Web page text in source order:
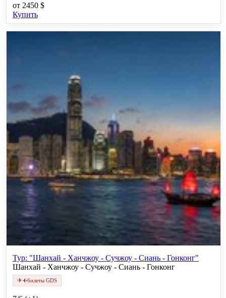
от 2450 $
Купить
Тур: "Шанхай - Ханчжоу - Сучжоу - Сиань - Гонконг"
Шанхай - Ханчжоу - Сучжоу - Сиань - Гонконг
✈✈билеты GDS